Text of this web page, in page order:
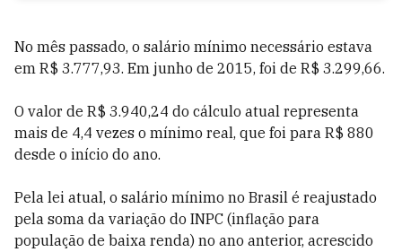
No mês passado, o salário mínimo necessário estava
em R$ 3.777,93. Em junho de 2015, foi de R$ 3.299,66.
O valor de R$ 3.940,24 do cálculo atual representa
mais de 4,4 vezes o mínimo real, que foi para R$ 880
desde o início do ano.
Pela lei atual, o salário mínimo no Brasil é reajustado
pela soma da variação do INPC (inflação para
população de baixa renda) no ano anterior, acrescido